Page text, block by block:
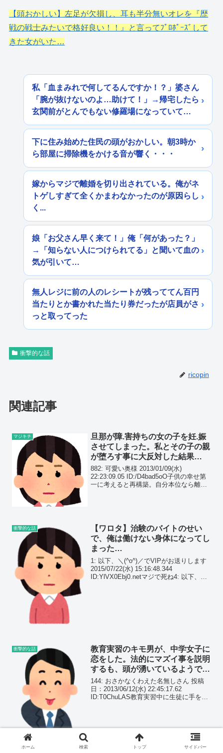
【頭おかしい】左足が欠損し、耳も半分無いオレを『歴
戦の戦士みたいで格好良い！！』と言ってﾌﾟﾛﾎﾟｰｽﾞして
きた女がいた…
私「血まみれで何してるんですか！？」婆さん
「腕が抜けないのよ…助けて！」→帰宅したら
玄関前がとんでもない修羅場になっていて…
下に住み始めた住民の頭がおかしい。朝3時か
ら部屋に掃除機をかける音が響く・・・
嫁からマジで離婚を切り出されている。俺がネ
トゲしすぎて全くかまわなかったのが原因らし
く...
娘「お父さん早く来て！」俺「何があった？」
→「知らない人につけられてる」と聞いて血の
気が引いて…
無人レジに前の人のレシートが残っててん百円
当たりとか書かれた当たり券だったが店員がさ
っと取ってった
衝撃的な話
ricopin
関連記事
マジキチ
旦那が障.害持ちの女の子を妊.娠
させてしまった。私とその子の親
が堕ろす事に大反対した結果…
882: 可愛い奥様 2013/01/09(水)
22:23:09.05 ID:/D4bad5oO子供の幸せ第
一に考えると再構築。自分本位なら離婚
衝撃的な話
【ワロタ】治験のバイトのせい
で、俺は働けない身体になってし
まった…
1: 以下、＼(^o^)／でVIPがお送りします
2015/07/22(水) 15:16:48.344
ID:YlVX0Ebj0.netマジで死ね4: 以下、＼
衝撃的な話
教育実習のキモ男が、中学女子に
恋をした。法的にマズイ事を説明
するも、頭が湧いているようで愚
行を…
144: おさかなくわえた名無しさん 投稿
日：2013/06/12(水) 22:45:17.62
ID:T0ChuLAS教育実習中に生徒に手を出
ホーム 検索 トップ サイドバー